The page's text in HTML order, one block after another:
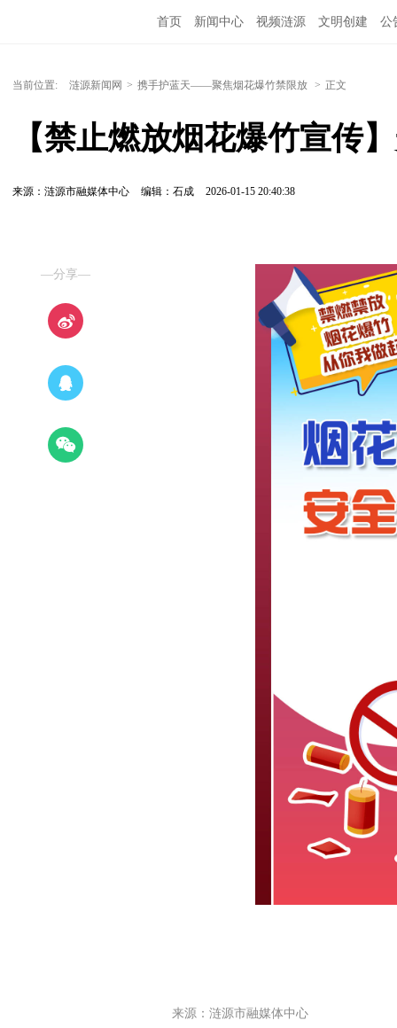
首页 新闻中心 视频涟源 文明创建 公
当前位置: 涟源新闻网 > 携手护蓝天——聚焦烟花爆竹禁限放 > 正文
【禁止燃放烟花爆竹宣传
来源：涟源市融媒体中心 编辑：石成 2026-01-15 20:40:38
—分享—
来源：涟源市融媒体中心